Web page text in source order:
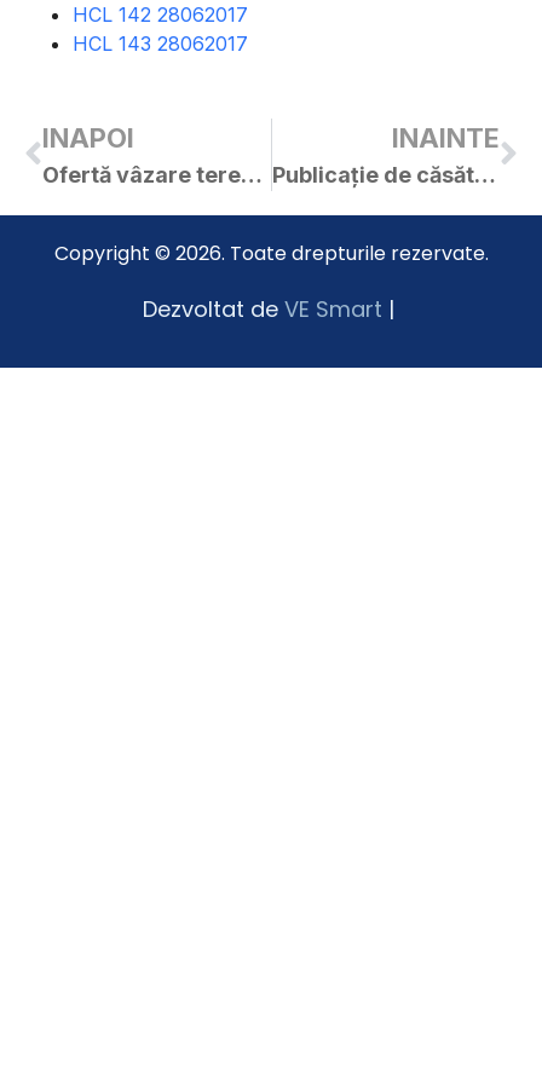
HCL 142 28062017
HCL 143 28062017
INAPOI
Ofertă vâzare teren nr. 28 /26.06.2017
INAINTE
Publicație de căsătorie – Tăședan Lucian-Florin / Abrudan Adelina-Raluca
Copyright © 2026. Toate drepturile rezervate.
Dezvoltat de VE Smart |